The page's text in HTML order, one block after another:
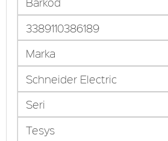
3389110386189
Marka
Schneider Electric
Seri
Tesys